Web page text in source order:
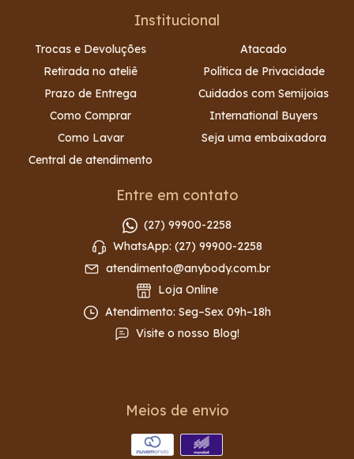
Institucional
Trocas e Devoluções
Retirada no ateliê
Prazo de Entrega
Como Comprar
Como Lavar
Central de atendimento
Atacado
Política de Privacidade
Cuidados com Semijoias
International Buyers
Seja uma embaixadora
Entre em contato
(27) 99900-2258
WhatsApp: (27) 99900-2258
atendimento@anybody.com.br
Loja Online
Atendimento: Seg–Sex 09h–18h
Visite o nosso Blog!
Meios de envio